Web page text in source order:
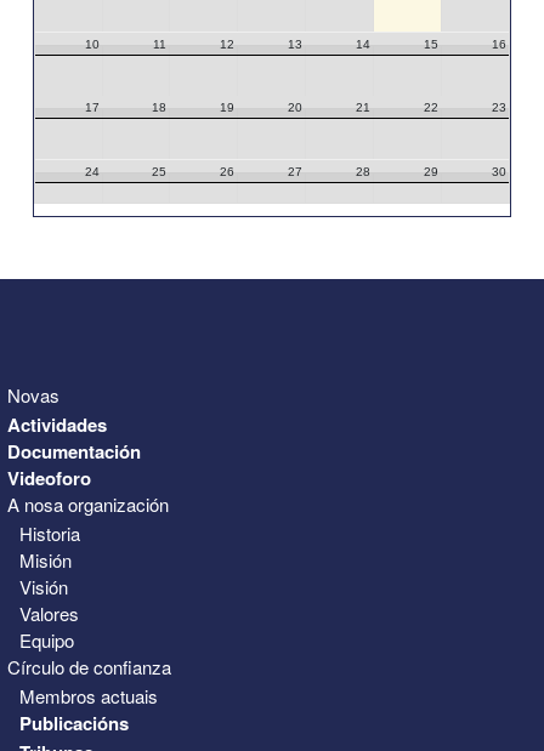
10 11 12 13 14 15 16
17 18 19 20 21 22 23
24 25 26 27 28 29 30
Novas
Actividades
Documentación
Videoforo
A nosa organización
Historia
Misión
Visión
Valores
Equipo
Círculo de confianza
Membros actuais
Publicacións